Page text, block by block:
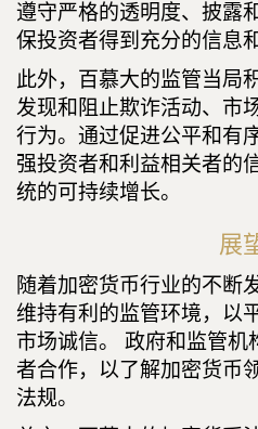
遵守严格的透明度、披露
保投资者得到充分的信息
此外，百慕大的监管当局
发现和阻止欺诈活动、市
行为。通过促进公平和有
强投资者和利益相关者的
统的可持续增长。
展
随着加密货币行业的不断
维持有利的监管环境，以
市场诚信。 政府和监管机
者合作，以了解加密货币
法规。